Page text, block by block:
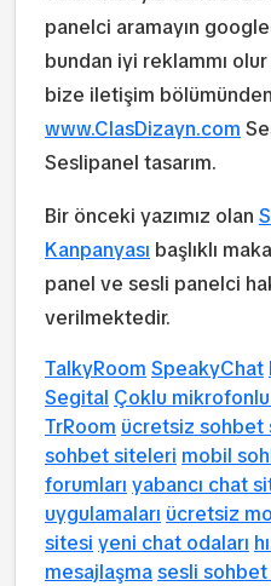
panelci aramayın
bundan iyi reklammı
bize iletişim
www.ClasDizayn.com
Seslipanel tasarım.
Bir önceki yazımız olan
Kanpanyası başlıklı
panel ve sesli panelci
verilmektedir.
TalkyRoom SpeakyChat
Segital Çoklu
TrRoom ücretsiz sohbet
sohbet siteleri mobil
forumları yabancı chat
uygulamaları ücretsiz
sitesi yeni chat odaları
mesajlaşmasesli